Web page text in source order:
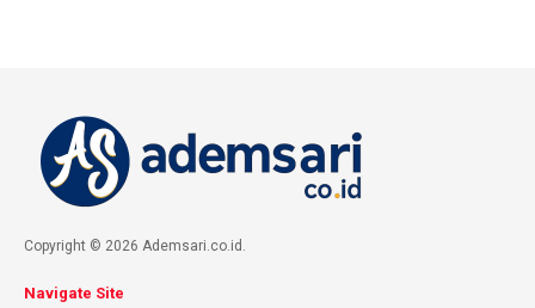
Copyright © 2026 Ademsari.co.id.
Navigate Site